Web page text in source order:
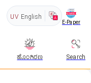
UV English
E-Paper
ಹೊಂಗಿರಣ Search